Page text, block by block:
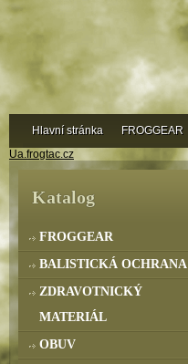
Ua.frogtac.cz
Katalog
FROGGEAR
BALISTICKÁ OCHRANA
ZDRAVOTNICKÝ
MATERIÁL
OBUV
Hlavní stránka FROGGEAR